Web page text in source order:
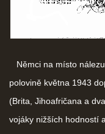
Němci na místo
polovině května 1943
(Brita, Jihoafričana a
vojáky nižších hodností